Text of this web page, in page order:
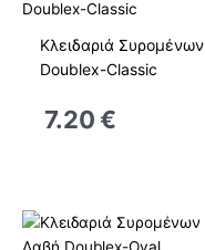
Κλειδαριά Συρομένων
Doublex-Classic
7.20 €